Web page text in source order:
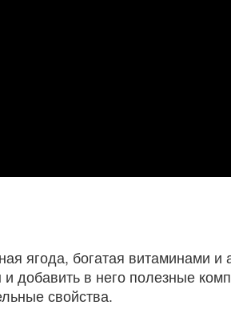
ягода, богатая витаминами и
добавить в него полезные
свойства.